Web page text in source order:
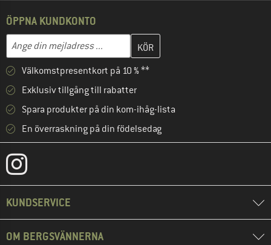
ÖPPNA KUNDKONTO
Mejladress
Skriv in din e-postadress här och skapa ditt kundkonto i nästa
Välkomstpresentkort på 10 % **
Exklusiv tillgång till rabatter
Spara produkter på din kom-ihåg-lista
En överraskning på din födelsedag
KUNDSERVICE
OM BERGSVÄNNERNA